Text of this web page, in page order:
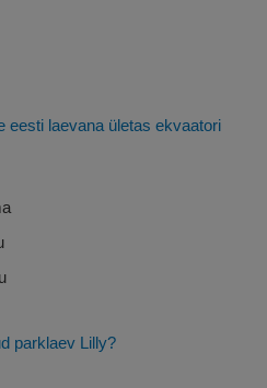
eesti laevana ületas ekvaatori
parklaev Lilly?